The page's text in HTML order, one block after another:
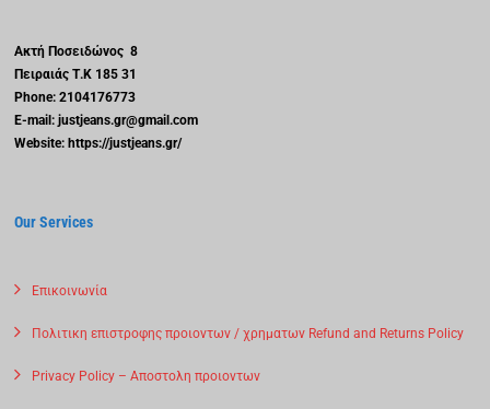
Ακτή Ποσειδώνος 8
Πειραιάς Τ.Κ 185 31
Phone: 2104176773
E-mail: justjeans.gr@gmail.com
Website: https://justjeans.gr/
Our Services
Επικοινωνία
Πολιτικη επιστροφης προιοντων / χρηματων Refund and Returns Policy
Privacy Policy – Αποστολη προιοντων